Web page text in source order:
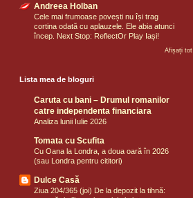
Andreea Holban
Cele mai frumoase povești nu își trag
cortina odată cu aplauzele. Ele abia atunci
încep. Next Stop: ReflectOr Play Iași!
Afișați tot
Lista mea de bloguri
Caruta cu bani – Drumul romanilor
catre independenta financiara
Analiza lunii Iulie 2026
Tomata cu Scufita
Cu Oana la Londra, a doua oară în 2026
(sau Londra pentru cititori)
Dulce Casă
Ziua 204/365 (joi) De la depozit la tihnă: